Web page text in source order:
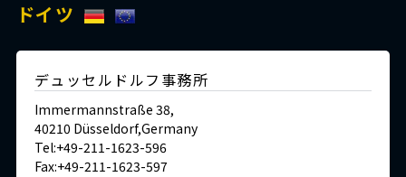
ドイツ
デュッセルドルフ事務所
Immermannstraße 38,
40210 Düsseldorf,Germany
Tel:+49-211-1623-596
Fax:+49-211-1623-597